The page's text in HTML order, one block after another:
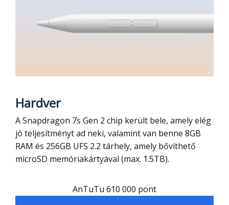
Hardver
A Snapdragon 7s Gen 2 chip került bele, amely elég
jó teljesítményt ad neki, valamint van benne 8GB
RAM és 256GB UFS 2.2 tárhely, amely bővíthető
microSD memóriakártyával (max. 1.5TB).
AnTuTu 610 000 pont